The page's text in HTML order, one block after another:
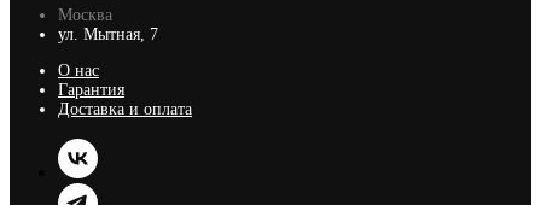
Москва
ул. Мытная, 7
О нас
Гарантия
Доставка и оплата